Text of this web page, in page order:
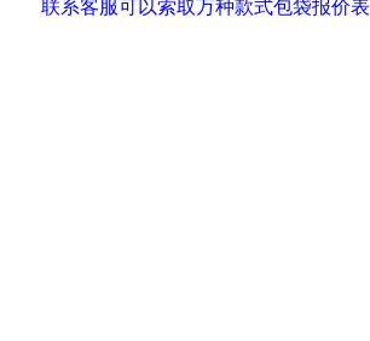
联系客服可以索取万种款式包袋报价表